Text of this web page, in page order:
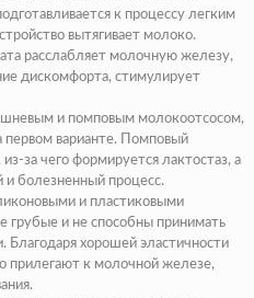
к процессу легким
вытягивает молоко.
расслабляет молочную железу,
дискомфорта, стимулирует
и помповым молокоотсосом,
первом варианте. Помповый
за чего формируется лактостаз, а
и болезненный процесс.
и пластиковыми
грубые и не способны принимать
Благодаря хорошей эластичности
прилегают к молочной железе,